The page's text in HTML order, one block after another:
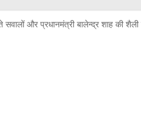
सवालों और प्रधानमंत्री बालेन्द्र शाह